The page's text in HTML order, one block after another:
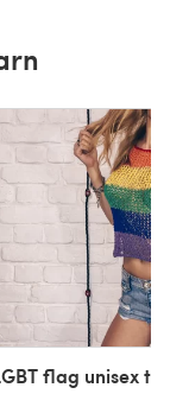
flag unisex